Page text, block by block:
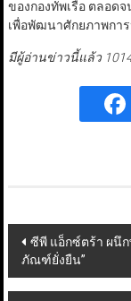
ของกองทัพเรือ ตลอด
เพื่อพัฒนาศักยภาพกา
มีผู้อ่านข่าวนี้แล้ว
Post
navigation
ซีพี แอ็กซ์ตร้า ผนึ
ภัณฑ์ยั่งยืน”